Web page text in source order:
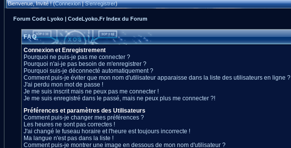
Bienvenue, Invité ! (Connexion|S'enregistrer)
Forum Code Lyoko | CodeLyoko.Fr Index du Forum
FAQ
Connexion et Enregistrement
Pourquoi ne puis-je pas me connecter ?
Pourquoi n'ai-je pas besoin de m'enregistrer ?
Pourquoi suis-je déconnecté automatiquement ?
Comment puis-je éviter que mon nom d'utilisateur apparaisse dans la liste des utilisateurs en ligne ?
J'ai perdu mon mot de passe !
Je me suis inscrit mais ne peux pas me connecter !
Je me suis enregistré dans le passé, mais ne peux plus me connecter ?!
Préférences et paramètres des Utilisateurs
Comment puis-je changer mes préférences ?
Les heures ne sont pas correctes !
J'ai changé le fuseau horaire et l'heure est toujours incorrecte !
Ma langue n'est pas dans la liste !
Comment puis-je montrer une image en dessous de mon nom d'utilisateur ?